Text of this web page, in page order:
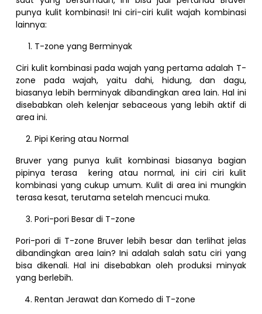
punya kulit kombinasi! Ini ciri-ciri kulit wajah kombinasi
lainnya:
T-zone yang Berminyak
Ciri kulit kombinasi pada wajah yang pertama adalah T-
zone pada wajah, yaitu dahi, hidung, dan dagu,
biasanya lebih berminyak dibandingkan area lain. Hal ini
disebabkan oleh kelenjar sebaceous yang lebih aktif di
area ini.
Pipi Kering atau Normal
Bruver yang punya kulit kombinasi biasanya bagian
pipinya terasa kering atau normal, ini ciri ciri kulit
kombinasi yang cukup umum. Kulit di area ini mungkin
terasa kesat, terutama setelah mencuci muka.
Pori-pori Besar di T-zone
Pori-pori di T-zone Bruver lebih besar dan terlihat jelas
dibandingkan area lain? Ini adalah salah satu ciri yang
bisa dikenali. Hal ini disebabkan oleh produksi minyak
yang berlebih.
Rentan Jerawat dan Komedo di T-zone